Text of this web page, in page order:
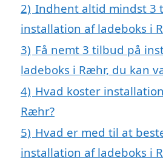
2) Indhent altid mindst 3
installation af ladeboks i
3) Få nemt 3 tilbud på
ladeboks i Ræhr, du kan
4) Hvad koster
Ræhr?
5) Hvad er med til at
installation af ladeboks i